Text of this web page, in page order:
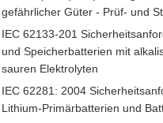
gefährlicher Güter - Prüf- und
IEC 62133-201
und Speicherbatterien mit
sauren Elektrolyten
IEC 62281: 2004
Lithium-Primärbatterien und